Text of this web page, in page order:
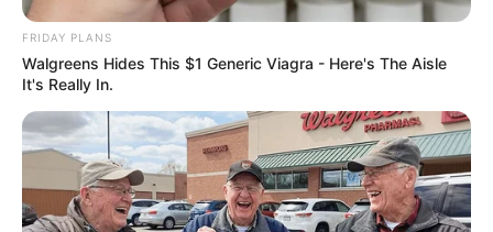
Frippan
FRIDAY PLANS
Walgreens Hides This $1 Generic Viagra - Here's The Aisle
It's Really In.